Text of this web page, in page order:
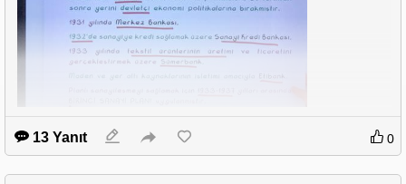
Cihaz: iPhone11,6 (14.6)
Sürüm: 1.9.6 (806)
13 Yanıt 0